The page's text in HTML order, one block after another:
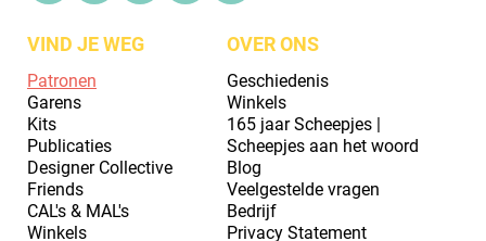
VIND JE WEG
Patronen
Garens
Kits
Publicaties
Designer Collective
Friends
CAL's & MAL's
Winkels
OVER ONS
Geschiedenis
Winkels
165 jaar Scheepjes |
Scheepjes aan het woord
Blog
Veelgestelde vragen
Bedrijf
Privacy Statement